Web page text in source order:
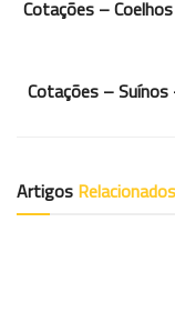
Cotações –
Cotações –
Artigos Relacionados